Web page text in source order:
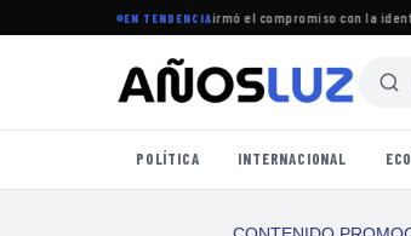
EN TENDENCIA
el período legislativo y reafirmó el compromiso con la
POLÍTICA INTERNACIONAL